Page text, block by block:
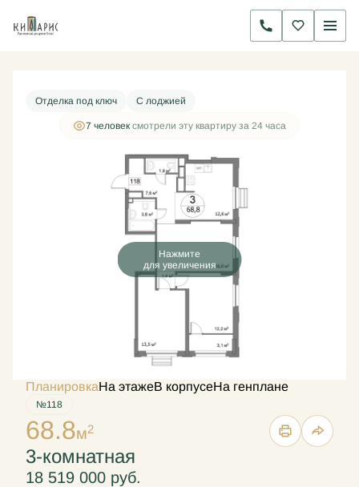
3-комнатная 18 519 000 руб.
Ипотекаот 59 581 руб./мес.
Отделка под ключ С лоджией
7 человек смотрели эту квартиру за 24 часа
Нажмите
для увеличения
ПланировкаНа этажеВ корпусеНа генплане
№118
68.8м2
3-комнатная
18 519 000 руб.